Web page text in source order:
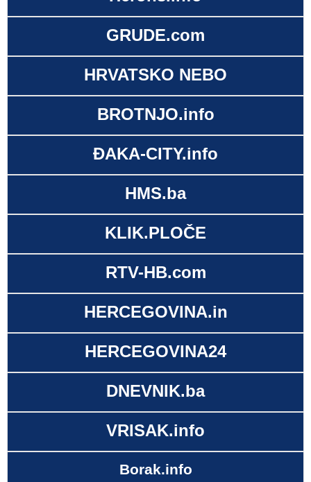
GRUDE.com
HRVATSKO NEBO
BROTNJO.info
ĐAKA-CITY.info
HMS.ba
KLIK.PLOČE
RTV-HB.com
HERCEGOVINA.in
HERCEGOVINA24
DNEVNIK.ba
VRISAK.info
Borak.info